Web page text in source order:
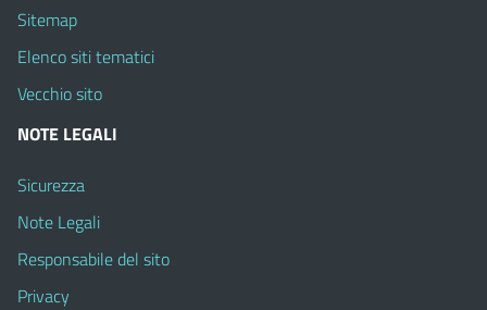
Sitemap
Elenco siti tematici
Vecchio sito
NOTE LEGALI
Sicurezza
Note Legali
Responsabile del sito
Privacy